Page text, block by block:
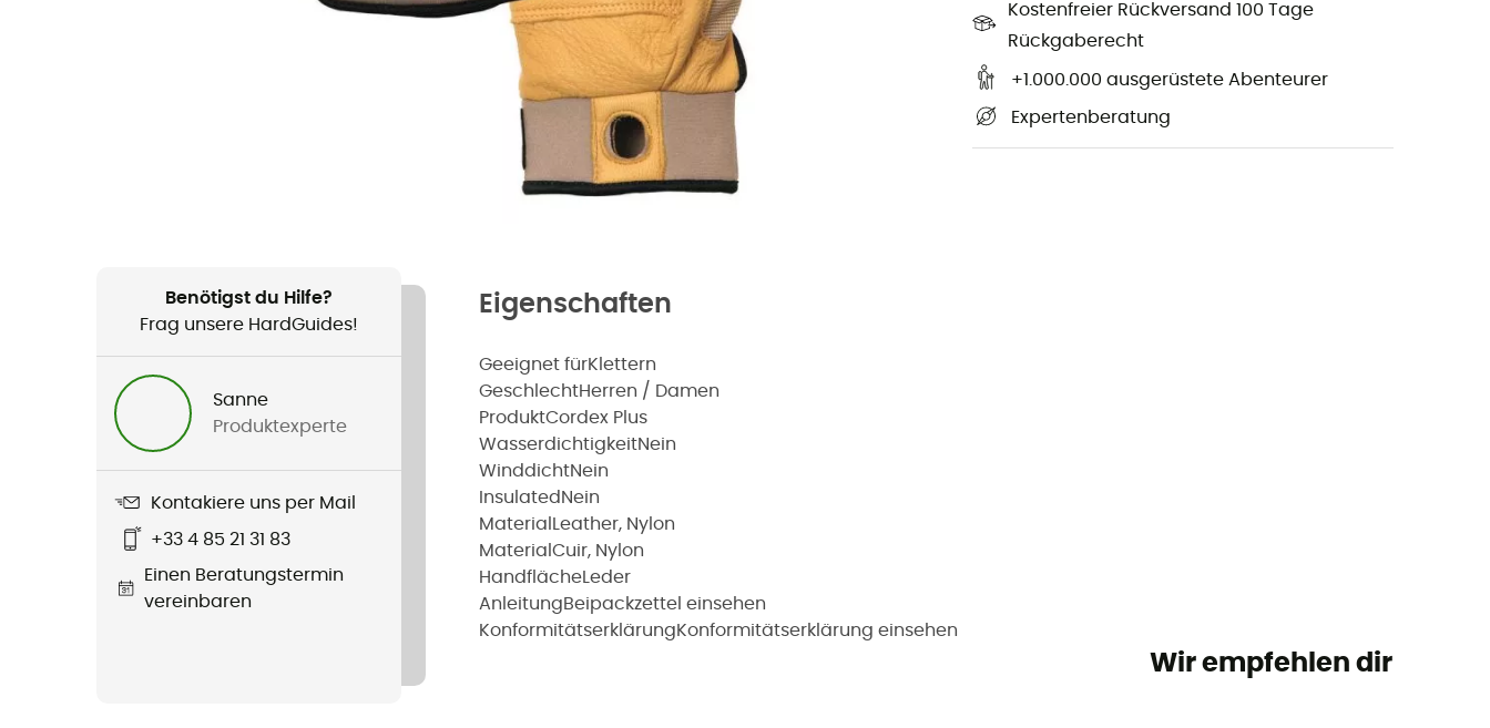
Kostenfreier Rückversand 100 Tage
Rückgaberecht
+1.000.000 ausgerüstete Abenteurer
Expertenberatung
Benötigst du Hilfe?
Frag unsere HardGuides!
Sanne
Produktexperte
Kontakiere uns per Mail
+33 4 85 21 31 83
Einen Beratungstermin
vereinbaren
Eigenschaften
Geeignet fürKlettern
GeschlechtHerren / Damen
ProduktCordex Plus
WasserdichtigkeitNein
WinddichtNein
Insulated Nein
Material
Leather, Nylon
Material Cuir, Nylon
Handfläche Leder
AnleitungBeipackzettel einsehen
KonformitätserklärungKonformitätserklärung einsehen
Wir empfehlen dir auch